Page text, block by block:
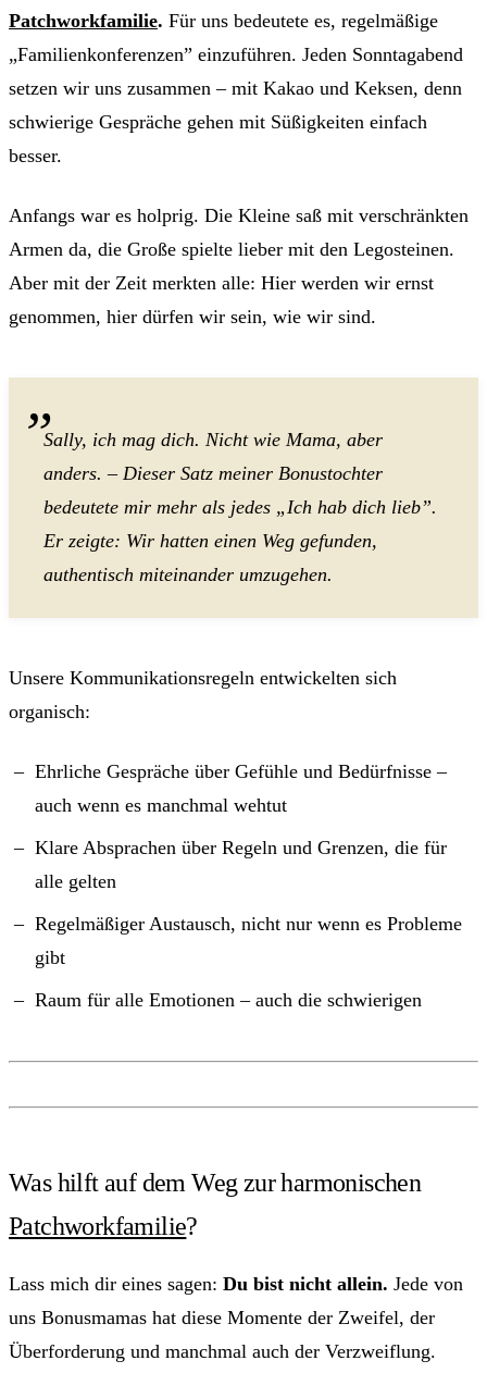
Patchworkfamilie. Für uns bedeutete es, regelmäßige
„Familienkonferenzen” einzuführen. Jeden Sonntagabend
setzen wir uns zusammen – mit Kakao und Keksen, denn
schwierige Gespräche gehen mit Süßigkeiten einfach
besser.
Anfangs war es holprig. Die Kleine saß mit verschränkten
Armen da, die Große spielte lieber mit den Legosteinen.
Aber mit der Zeit merkten alle: Hier werden wir ernst
genommen, hier dürfen wir sein, wie wir sind.
Sally, ich mag dich. Nicht wie Mama, aber
anders. – Dieser Satz meiner Bonustochter
bedeutete mir mehr als jedes „Ich hab dich lieb”.
Er zeigte: Wir hatten einen Weg gefunden,
authentisch miteinander umzugehen.
Unsere Kommunikationsregeln entwickelten sich
organisch:
Ehrliche Gespräche über Gefühle und Bedürfnisse –
auch wenn es manchmal wehtut
Klare Absprachen über Regeln und Grenzen, die für
alle gelten
Regelmäßiger Austausch, nicht nur wenn es Probleme
gibt
Raum für alle Emotionen – auch die schwierigen
Was hilft auf dem Weg zur harmonischen
Patchworkfamilie?
Lass mich dir eines sagen: Du bist nicht allein. Jede von
uns Bonusmamas hat diese Momente der Zweifel, der
Überforderung und manchmal auch der Verzweiflung.